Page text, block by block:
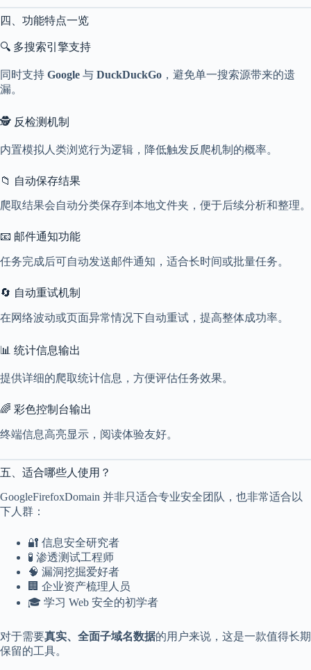
四、功能特点一览
🔍 多搜索引擎支持
同时支持 Google 与 DuckDuckGo ，避免单一搜索源带来的遗
漏。
🕵️ 反检测机制
内置模拟人类浏览行为逻辑，降低触发反爬机制的概率。
📁 自动保存结果
爬取结果会自动分类保存到本地文件夹，便于后续分析和整理。
📧 邮件通知功能
任务完成后可自动发送邮件通知，适合长时间或批量任务。
🔄 自动重试机制
在网络波动或页面异常情况下自动重试，提高整体成功率。
📊 统计信息输出
提供详细的爬取统计信息，方便评估任务效果。
🌈 彩色控制台输出
终端信息高亮显示，阅读体验友好。
五、适合哪些人使用？
GoogleFirefoxDomain 并非只适合专业安全团队，也非常适合以
下人群：
🔐 信息安全研究者
🧪 渗透测试工程师
🧠 漏洞挖掘爱好者
🏢 企业资产梳理人员
🎓 学习 Web 安全的初学者
对于需要真实、全面子域名数据的用户来说，这是一款值得长期
保留的工具。